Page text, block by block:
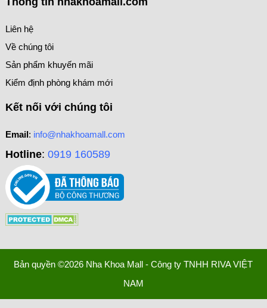
Liên hệ
Về chúng tôi
Sản phẩm khuyến mãi
Kiểm định phòng khám mới
Kết nối với chúng tôi
Email: info@nhakhoamall.com
Hotline: 0919 160589
Bản quyền ©2026 Nha Khoa Mall - Công ty TNHH RIVA VIỆT
NAM